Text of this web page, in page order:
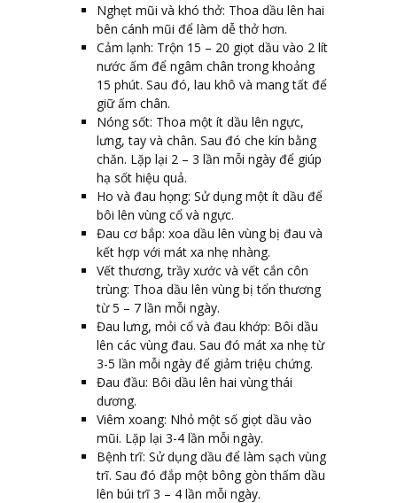
Nghẹt mũi và khó thở: Thoa dầu lên hai
bên cánh mũi để làm dễ thở hơn.
Cảm lạnh: Trộn 15 – 20 giọt dầu vào 2 lít
nước ấm để ngâm chân trong khoảng
15 phút. Sau đó, lau khô và mang tất để
giữ ấm chân.
Nóng sốt: Thoa một ít dầu lên ngực,
lưng, tay và chân. Sau đó che kín bằng
chăn. Lặp lại 2 – 3 lần mỗi ngày để giúp
hạ sốt hiệu quả.
Ho và đau họng: Sử dụng một ít dầu để
bôi lên vùng cổ và ngực.
Đau cơ bắp: xoa dầu lên vùng bị đau và
kết hợp với mát xa nhẹ nhàng.
Vết thương, trầy xước và vết cắn côn
trùng: Thoa dầu lên vùng bị tổn thương
từ 5 – 7 lần mỗi ngày.
Đau lưng, mỏi cổ và đau khớp: Bôi dầu
lên các vùng đau. Sau đó mát xa nhẹ từ
3-5 lần mỗi ngày để giảm triệu chứng.
Đau đầu: Bôi dầu lên hai vùng thái
dương.
Viêm xoang: Nhỏ một số giọt dầu vào
mũi. Lặp lại 3-4 lần mỗi ngày.
Bệnh trĩ: Sử dụng dầu để làm sạch vùng
trĩ. Sau đó đắp một bông gòn thấm dầu
lên búi trĩ 3 – 4 lần mỗi ngày.